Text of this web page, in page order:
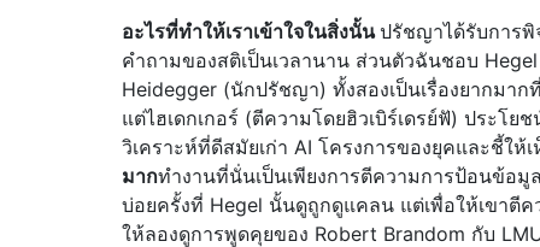
อะไรที่ทำให้เราเข้าใจในสิ่งนั้นปรัชญาได้รับการ
คำถามของสติเป็นเวลานาน ส่วนตัวฉันชอบ
Heidegger (นักปรัชญา) ทั้งสองเป็นเรื่องยากมาก
แต่ไฮเดกเกอร์ (ตีความโดยฮิวเบิร์เดรย์ฟั) ประโยช
วิเคราะห์ที่ดีสมัยเก่า AI โครงการของยุคและชี้ให้
มากทำงานที่นั่นเป็นเพียงการตีความการป้อนข้อมู
บ่อยครั้งที่ Hegel นั้นดูถูกดูแคลน แต่เพื่อให้เขาตีค
ให้ลองดูการพูดคุยของ Robert Brandom กับ